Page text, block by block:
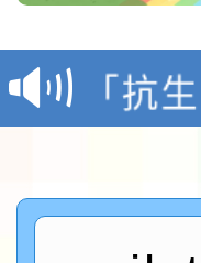
轉知
月29
術精
「抗
動」
會
地景